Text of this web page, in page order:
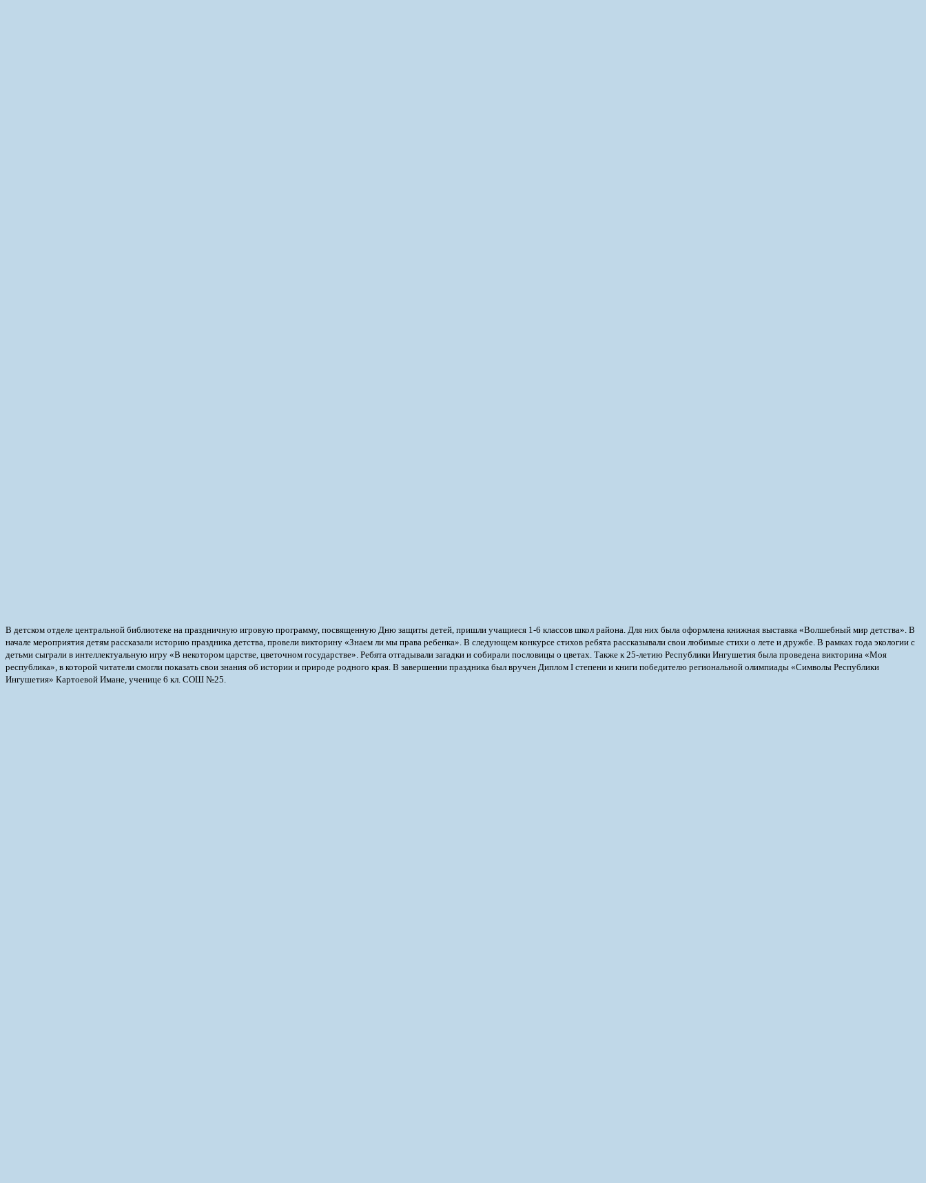
В детском отделе центральной библиотеке на праздничную игровую программу, посвященную Дню защиты детей, пришли учащиеся 1-6 классов школ района. Для них была оформлена книжная выставка «Волшебный мир детства». В
начале мероприятия детям рассказали историю праздника детства, провели викторину «Знаем ли мы права ребенка». В следующем конкурсе стихов ребята рассказывали свои любимые стихи о лете и дружбе. В рамках года экологии с
детьми сыграли в интеллектуальную игру «В некотором царстве, цветочном государстве». Ребята отгадывали загадки и собирали пословицы о цветах. Также к 25-летию Республики Ингушетия была проведена викторина «Моя
республика», в которой читатели смогли показать свои знания об истории и природе родного края. В завершении праздника был вручен Диплом I степени и книги победителю региональной олимпиады «Символы Республики
Ингушетия» Картоевой Имане, ученице 6 кл. СОШ №25.